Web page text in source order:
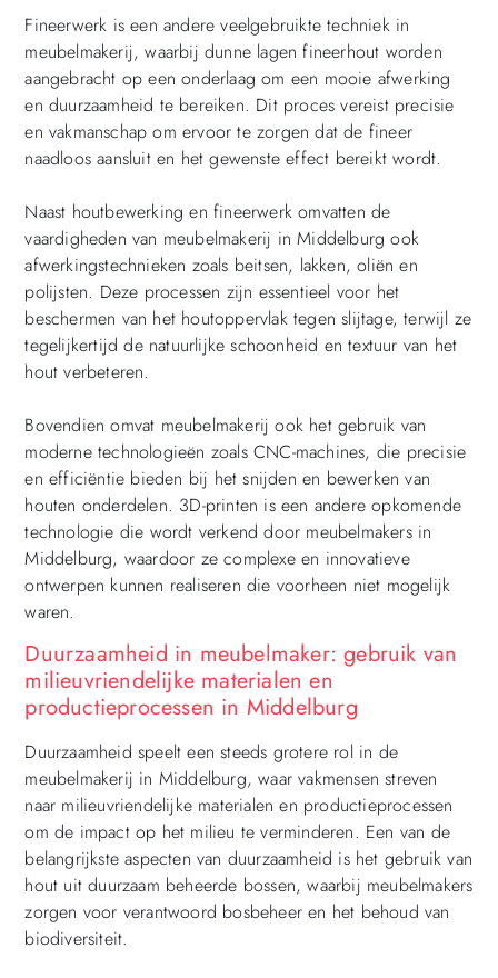
Fineerwerk is een andere veelgebruikte techniek in
meubelmakerij, waarbij dunne lagen fineerhout worden
aangebracht op een onderlaag om een ​​mooie afwerking
en duurzaamheid te bereiken. Dit proces vereist precisie
en vakmanschap om ervoor te zorgen dat de fineer
naadloos aansluit en het gewenste effect bereikt wordt.
Naast houtbewerking en fineerwerk omvatten de
vaardigheden van meubelmakerij in Middelburg ook
afwerkingstechnieken zoals beitsen, lakken, oliën en
polijsten. Deze processen zijn essentieel voor het
beschermen van het houtoppervlak tegen slijtage, terwijl ze
tegelijkertijd de natuurlijke schoonheid en textuur van het
hout verbeteren.
Bovendien omvat meubelmakerij ook het gebruik van
moderne technologieën zoals CNC-machines, die precisie
en efficiëntie bieden bij het snijden en bewerken van
houten onderdelen. 3D-printen is een andere opkomende
technologie die wordt verkend door meubelmakers in
Middelburg, waardoor ze complexe en innovatieve
ontwerpen kunnen realiseren die voorheen niet mogelijk
waren.
Duurzaamheid in meubelmaker: gebruik van
milieuvriendelijke materialen en
productieprocessen in Middelburg
Duurzaamheid speelt een steeds grotere rol in de
meubelmakerij in Middelburg, waar vakmensen streven
naar milieuvriendelijke materialen en productieprocessen
om de impact op het milieu te verminderen. Een van de
belangrijkste aspecten van duurzaamheid is het gebruik van
hout uit duurzaam beheerde bossen, waarbij meubelmakers
zorgen voor verantwoord bosbeheer en het behoud van
biodiversiteit.